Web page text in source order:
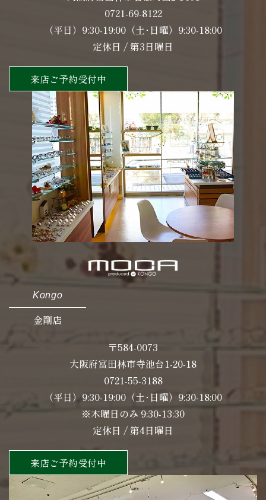
0721-69-8122
（平日）9:30-19:00（土･日曜）9:30-18:00
定休日 / 第3日曜日
来店ご予約受付中
Kongo
金剛店
〒584-0073
大阪府富田林市寺池台1-20-18
0721-55-3188
（平日）9:30-19:00（土･日曜）9:30-18:00
※木曜日のみ 9:30-13:30
定休日 / 第4日曜日
来店ご予約受付中